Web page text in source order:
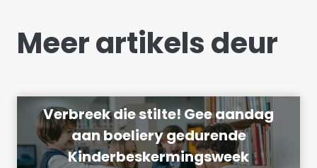
Meer artikels deur
Verbreek die stilte! Gee aandag
aan boeliery gedurende
Kinderbeskermingsweek